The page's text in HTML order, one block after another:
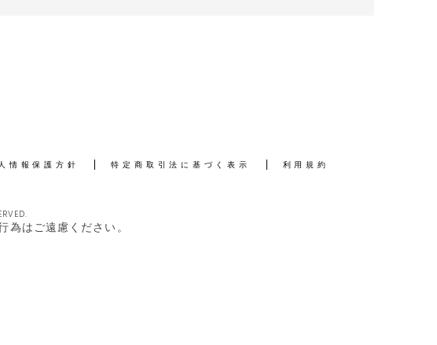
情報保護方針 特定商取引法に基づく表示 利用規約
はご遠慮ください。